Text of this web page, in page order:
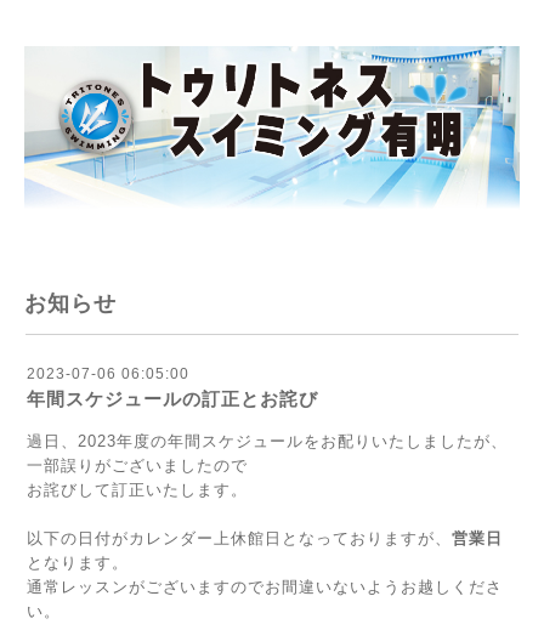
お知らせ
2023-07-06 06:05:00
年間スケジュールの訂正とお詫び
過日、2023年度の年間スケジュールをお配りいたしましたが、
一部誤りがございましたので
お詫びして訂正いたします。
以下の日付がカレンダー上休館日となっておりますが、 営業日
となります。
通常レッスンがございますのでお間違いないようお越しくださ
い。